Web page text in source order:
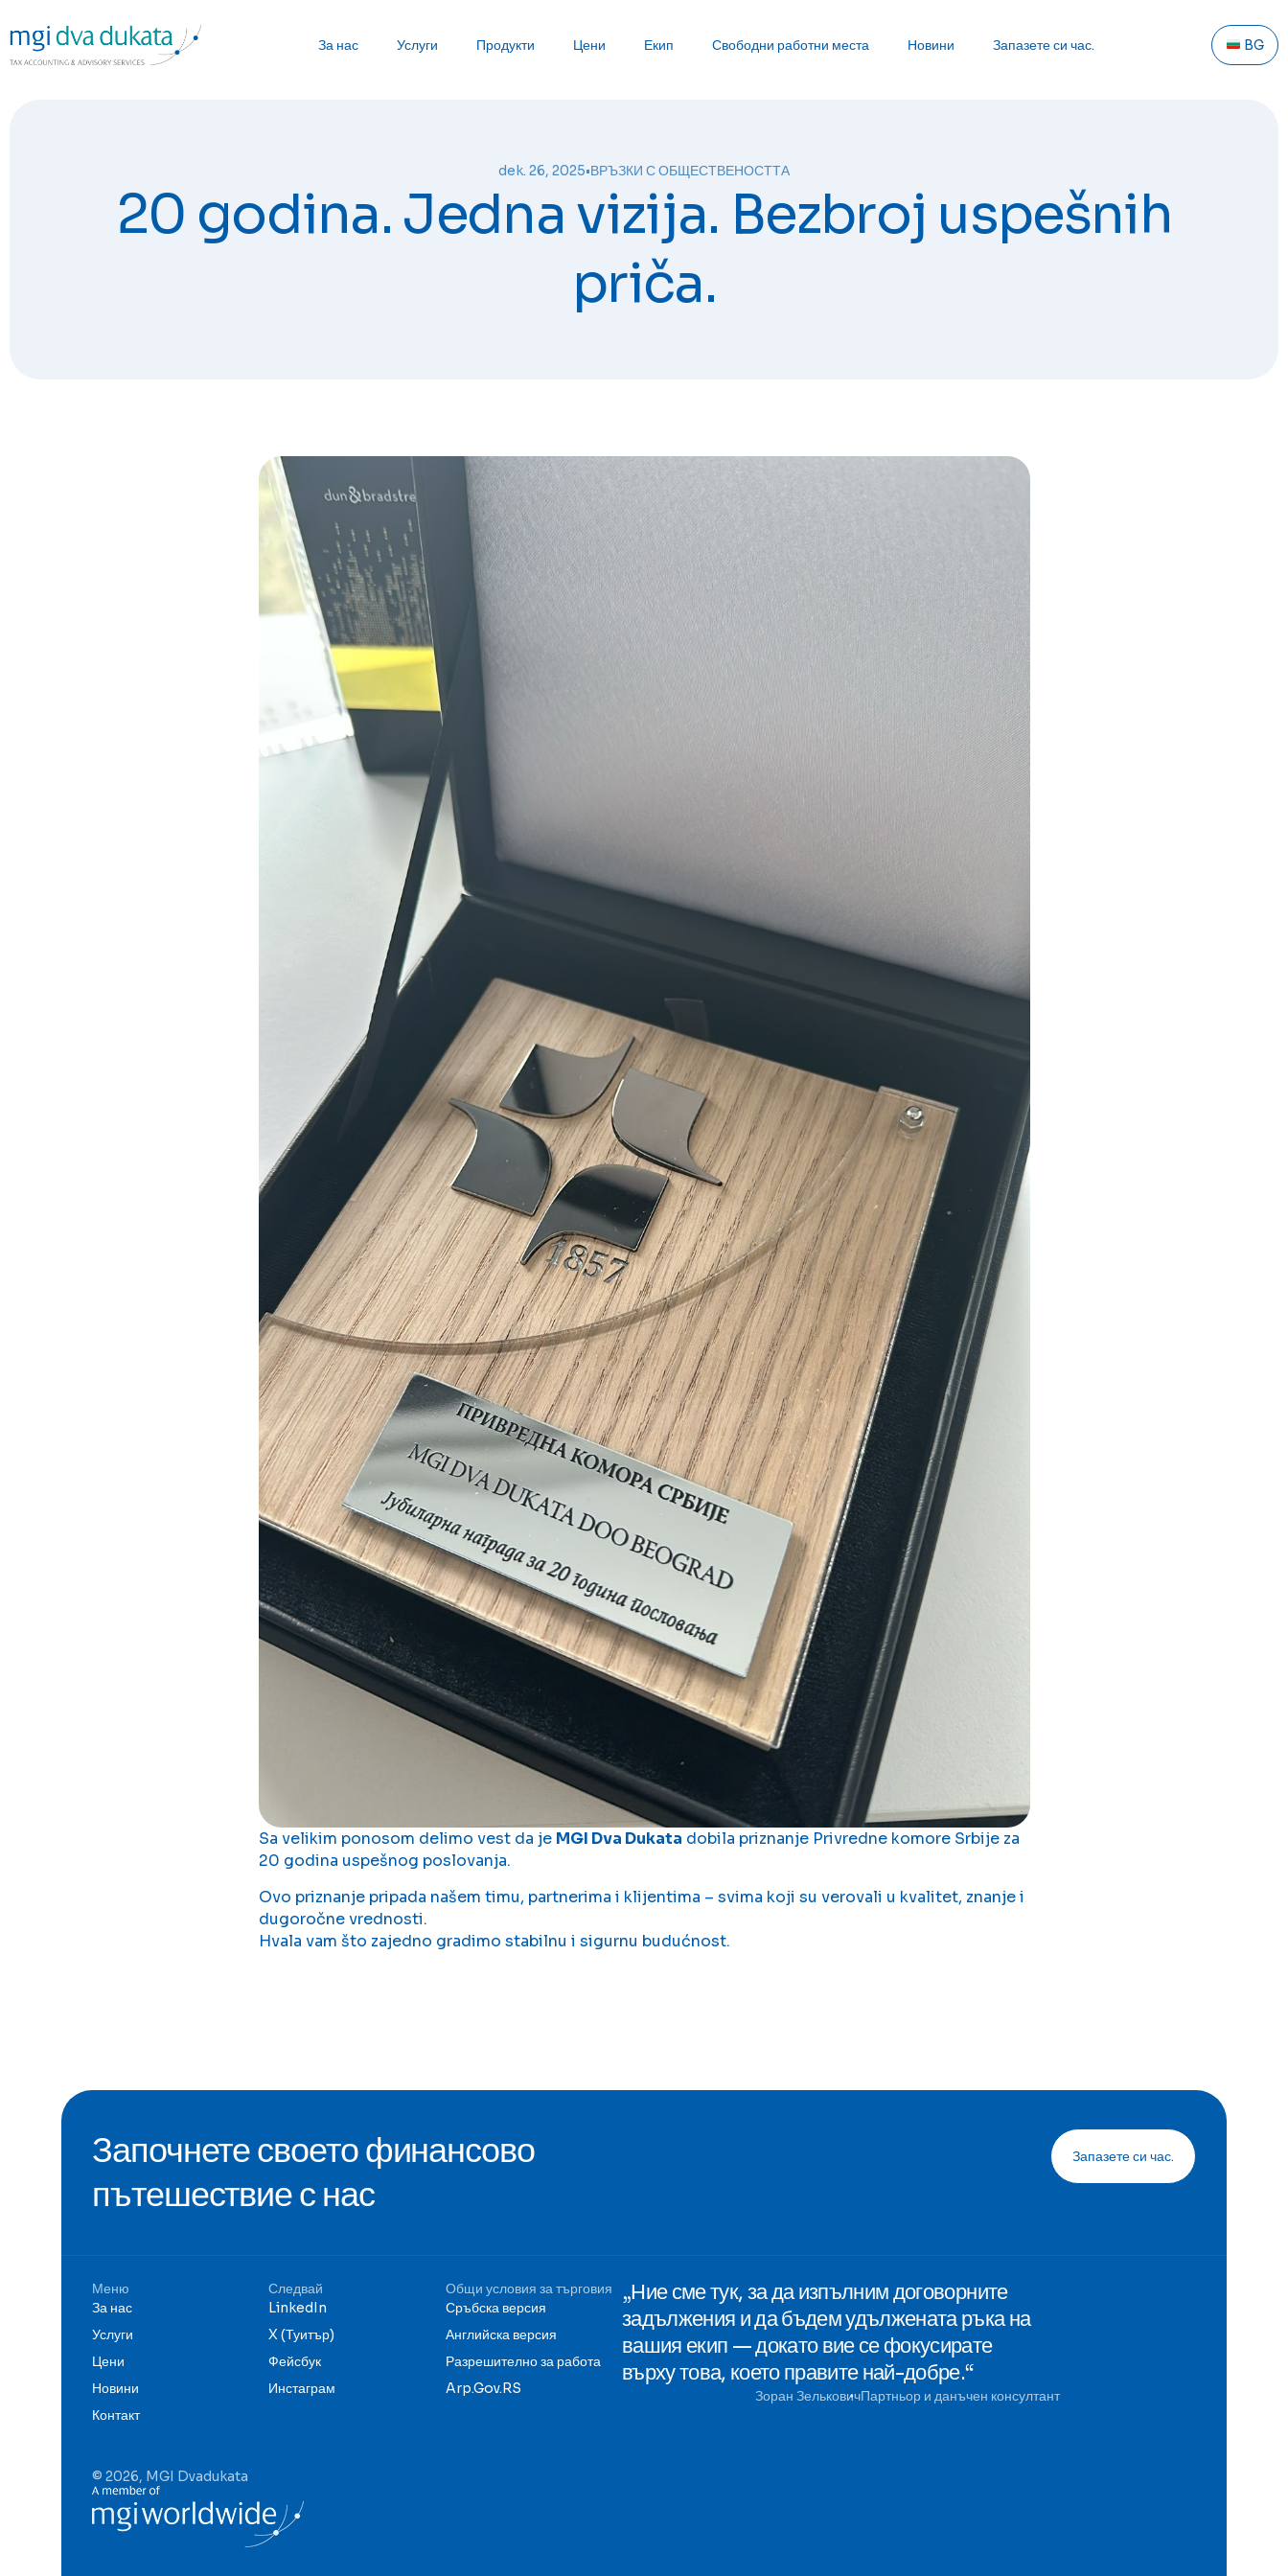
За нас Услуги Продукти Цени Екип Свободни работни места Новини Запазете си час. BG
dek. 26, 2025•ВРЪЗКИ С ОБЩЕСТВЕНОСТТА
20 godina. Jedna vizija. Bezbroj uspešnih
priča.
Sa velikim ponosom delimo vest da je MGI Dva Dukata dobila priznanje Privredne komore Srbije za
20 godina uspešnog poslovanja.
Ovo priznanje pripada našem timu, partnerima i klijentima – svima koji su verovali u kvalitet, znanje i
dugoročne vrednosti.
Hvala vam što zajedno gradimo stabilnu i sigurnu budućnost.
Започнете своето финансово
пътешествие с нас
Запазете си час.
Меню
За нас
Услуги
Цени
Новини
Контакт
Следвай
LinkedIn
X (Туитър)
Фейсбук
Инстаграм
Общи условия за търговия
Сръбска версия
Английска версия
Разрешително за работа
Arp.Gov.RS
„Ние сме тук, за да изпълним договорните
задължения и да бъдем удължената ръка на
вашия екип — докато вие се фокусирате
върху това, което правите най-добре.“
Зоран ЗельковичПартньор и данъчен консултант
© 2026, MGI Dvadukata